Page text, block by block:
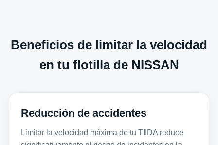
Beneficios de limitar la velocidad
en tu flotilla de NISSAN
Reducción de accidentes
Limitar la velocidad máxima de tu TIIDA reduce